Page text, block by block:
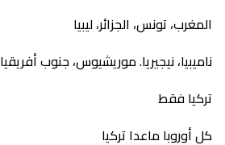
المغرب، تونس، الجزائر، ليبيا
ناميبيا، نيجيريا. موريشيوس، جنوب أفريقيا
تركيا فقط
كل أوروبا ماعدا تركيا